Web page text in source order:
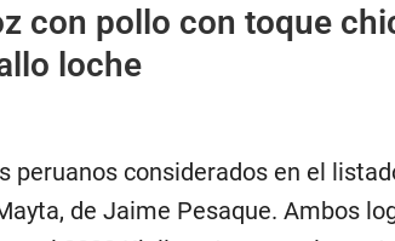
con pollo con toque
loche
peruanos considerados en el
de Jaime Pesaque. Ambos